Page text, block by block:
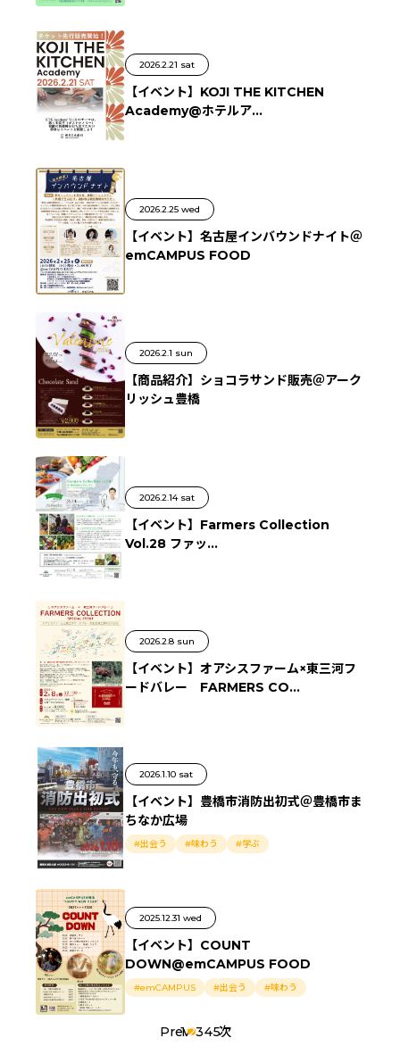
2026.2.21 sat
【イベント】KOJI THE KITCHEN
Academy@ホテルア...
2026.2.25 wed
【イベント】名古屋インバウンドナイト＠
emCAMPUS FOOD
2026.2.1 sun
【商品紹介】ショコラサンド販売＠アーク
リッシュ豊橋
2026.2.14 sat
【イベント】Farmers Collection
Vol.28 ファッ...
2026.2.8 sun
【イベント】オアシスファーム×東三河フ
ードバレー FARMERS CO...
2026.1.10 sat
【イベント】豊橋市消防出初式＠豊橋市ま
ちなか広場
#出会う #味わう #学ぶ
2025.12.31 wed
【イベント】COUNT
DOWN@emCAMPUS FOOD
#emCAMPUS #出会う #味わう
投
Prev
12345次